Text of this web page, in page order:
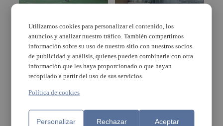
Los niños y niñas de
Torrent disfrutan del
verano con los Campus
Deportivos
Compromís per Torrent
denuncia la mala
gestión del PP al frente
de la FDM
Utilizamos cookies para personalizar el contenido, los
anuncios y analizar nuestro tráfico. También compartimos
información sobre su uso de nuestro sitio con nuestros socios
de publicidad y análisis, quienes pueden combinarla con otra
información que les haya proporcionado o que hayan
recopilado a partir del uso de sus servicios.
Política de cookies
Personalizar Rechazar Aceptar